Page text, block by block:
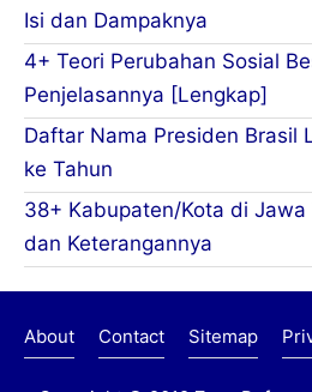
Isi dan Dampaknya
4+ Teori Perubahan Sosial
Penjelasannya [Lengkap]
Daftar Nama Presiden Brasil
ke Tahun
38+ Kabupaten/Kota di
dan Keterangannya
About Contact Sitemap